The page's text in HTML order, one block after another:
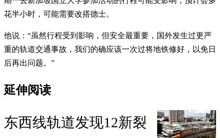
花半小时，可能需要改搭德士。
他说：“虽然行程受到影响，但安全最重要，国外发生过更严
重的轨道交通事故，我们的确应该一次过将地铁修好，以免日
后再出问题。”
延伸阅读
东西线轨道发现12新裂